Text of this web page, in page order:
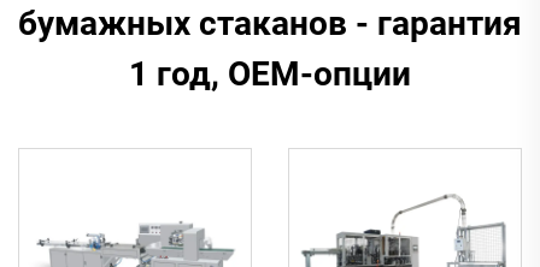
бумажных стаканов - гарантия
1 год, OEM-опции